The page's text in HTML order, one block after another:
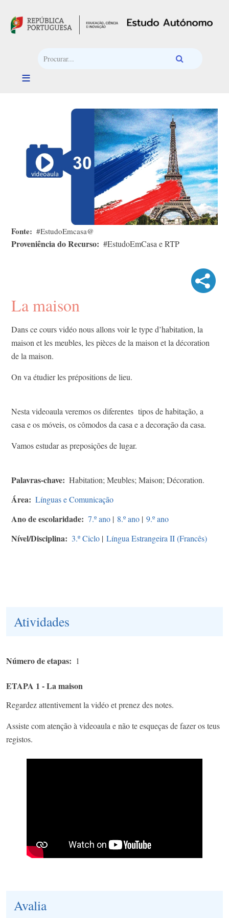
Fonte #EstudoEmcasa@
Proveniência do Recurso #EstudoEmCasa e RTP
La maison
Dans ce cours vidéo nous allons voir le type d’habitation, la
maison et les meubles, les pièces de la maison et la décoration
de la maison.
On va étudier les prépositions de lieu.
Nesta videoaula veremos os diferentes tipos de habitação, a
casa e os móveis, os cômodos da casa e a decoração da casa.
Vamos estudar as preposições de lugar.
Palavras-chave Habitation; Meubles; Maison; Décoration.
Área Línguas e Comunicação
Ano de escolaridade 7.º ano | 8.º ano | 9.º ano
Nível/Disciplina 3.º Ciclo | Língua Estrangeira II (Francês)
Atividades
Número de etapas 1
ETAPA 1 - La maison
Regardez attentivement la vidéo et prenez des notes.
Assiste com atenção à videoaula e não te esqueças de fazer os teus
registos.
Avalia